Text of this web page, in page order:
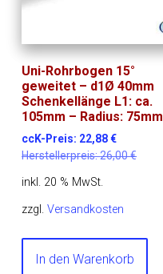
Uni-Rohrbogen 15°
geweitet – d1Ø 40mm
Schenkellänge L1: ca.
105mm – Radius: 75mm
ccK-Preis: 22,88€
Herstellerpreis:26,00€
inkl. 20 % MwSt.
zzgl.Versandkosten
In den Warenkorb